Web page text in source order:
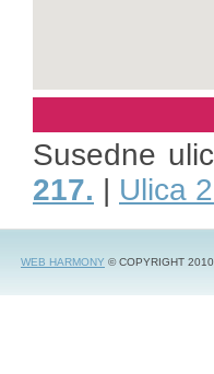
Susedne
217. | Ulica
WEB HARMONY © COPYRIGHT